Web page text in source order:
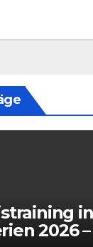
2026 –